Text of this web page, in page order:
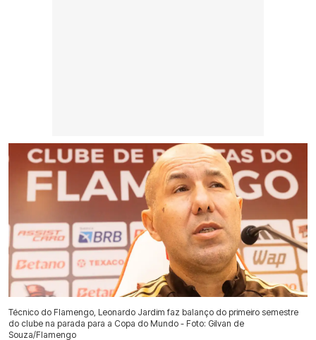
Técnico do Flamengo, Leonardo Jardim faz balanço do primeiro semestre
do clube na parada para a Copa do Mundo - Foto: Gilvan de
Souza/Flamengo